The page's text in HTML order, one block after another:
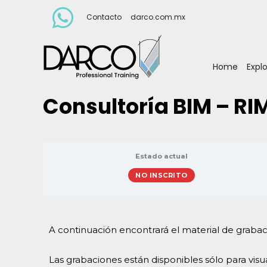
Contacto darco.com.mx
Home
Consultoría BIM –
Estado actual
NO INSCRITO
A continuación encontrará el material de
Las grabaciones están disponibles sólo para